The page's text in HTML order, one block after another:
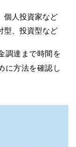
個人投資家など
型、投資型など
調達まで時間を
に方法を確認し